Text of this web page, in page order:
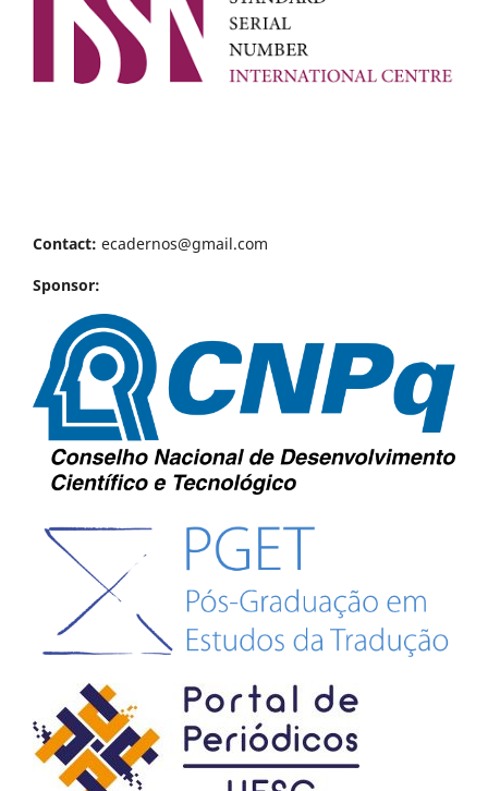
Contact: ecadernos@gmail.com
Sponsor: